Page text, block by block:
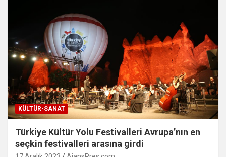
KÜLTÜR-SANAT
Türkiye Kültür Yolu Festivalleri Avrupa’nın en
seçkin festivalleri arasına girdi